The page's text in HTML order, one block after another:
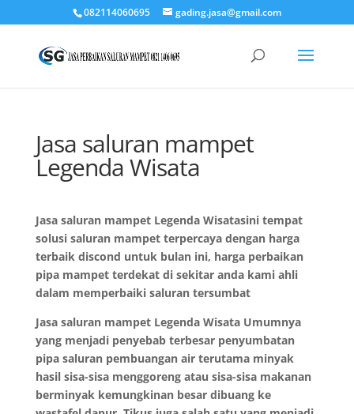
082114060695 gading.jasa@gmail.com
Jasa saluran mampet
Legenda Wisata
Jasa saluran mampet Legenda Wisatasini tempat
solusi saluran mampet terpercaya dengan harga
terbaik discond untuk bulan ini, harga perbaikan
pipa mampet terdekat di sekitar anda kami ahli
dalam memperbaiki saluran tersumbat
Jasa saluran mampet Legenda Wisata Umumnya
yang menjadi penyebab terbesar penyumbatan
pipa saluran pembuangan air terutama minyak
hasil sisa-sisa menggoreng atau sisa-sisa makanan
berminyak kemungkinan besar dibuang ke